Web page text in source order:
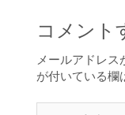
コメント
メールアドレス
が付いている欄